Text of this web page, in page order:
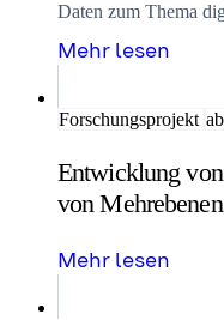
Daten zum Thema
Mehr lesen
Forschungsprojekt
Entwicklung
von
Mehr lesen